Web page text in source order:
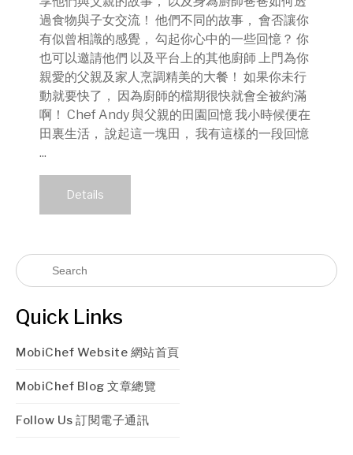
過食物與子女交流！ 他們不同的故事， 會否讓你
有似曾相識的感覺， 勾起你心中的一些回憶？ 你
也可以邀請他們 以及平台上的其他廚師 上門為你
親愛的父親及家人烹調精美的大餐！ 如果你未行
動就要快了， 因為廚師的檔期很快就會全被約滿
啊！ Chef Andy 與父親的田園回憶 我小時候便在
田裏生活， 說起這一塊田， 我有這樣的一段回憶
...
Details
Quick Links
MobiChef Website 網站首頁
MobiChef Blog 文章總覽
Follow Us 訂閱電子通訊